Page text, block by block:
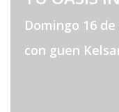
Domingo 16
con guen